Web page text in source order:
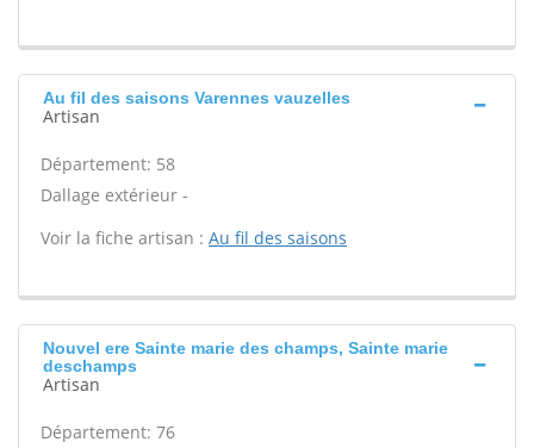
Au fil des saisons Varennes vauzelles
Artisan
Département: 58
Dallage extérieur -
Voir la fiche artisan : Au fil des saisons
Nouvel ere Sainte marie des champs, Sainte marie
deschamps
Artisan
Département: 76